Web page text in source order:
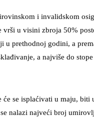
i invalidskom
vrši u visini zbroja 50%
u prethodnoj godini, a
a najviše do
se isplaćivati u maju, biti
nalazi najveći broj